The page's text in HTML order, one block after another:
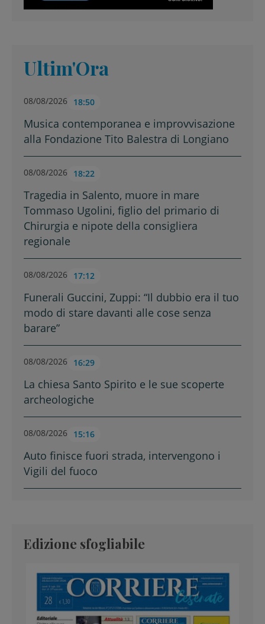
Ultim'Ora
08/08/2026 18:50
Musica contemporanea e improvvisazione
alla Fondazione Tito Balestra di Longiano
08/08/2026 18:22
Tragedia in Salento, muore in mare
Tommaso Ugolini, figlio del primario di
Chirurgia e nipote della consigliera
regionale
08/08/2026 17:12
Funerali Guccini, Zuppi: “Il dubbio era il tuo
modo di stare davanti alle cose senza
barare”
08/08/2026 16:29
La chiesa Santo Spirito e le sue scoperte
archeologiche
08/08/2026 15:16
Auto finisce fuori strada, intervengono i
Vigili del fuoco
Edizione sfogliabile